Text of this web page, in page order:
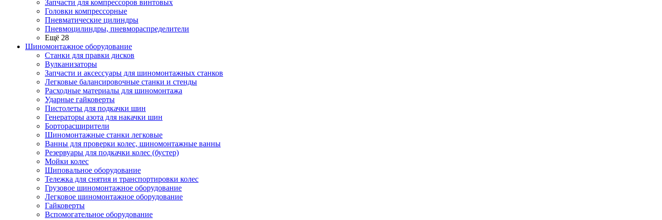
Запчасти для компрессоров винтовых
Головки компрессорные
Пневматические цилиндры
Пневмоцилиндры, пневмораспределители
Ещё 28
Шиномонтажное оборудование
Станки для правки дисков
Вулканизаторы
Запчасти и аксессуары для шиномонтажных станков
Легковые балансировочные станки и стенды
Расходные материалы для шиномонтажа
Ударные гайковерты
Пистолеты для подкачки шин
Генераторы азота для накачки шин
Борторасширители
Шиномонтажные станки легковые
Ванны для проверки колес, шиномонтажные ванны
Резервуары для подкачки колес (бустер)
Мойки колес
Шиповальное оборудование
Тележка для снятия и транспортировки колес
Грузовое шиномонтажное оборудование
Легковое шиномонтажное оборудование
Гайковерты
Вспомогательное оборудование